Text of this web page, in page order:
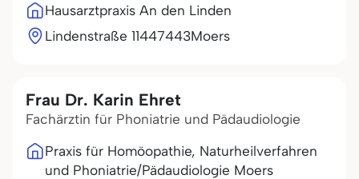
Hausarztpraxis An den Linden
Lindenstraße 11447443Moers
Frau Dr. Karin Ehret
Fachärztin für Phoniatrie und Pädaudiologie
Praxis für Homöopathie, Naturheilverfahren
und Phoniatrie/Pädaudiologie Moers